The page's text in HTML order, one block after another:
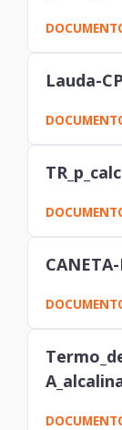
Lauda-